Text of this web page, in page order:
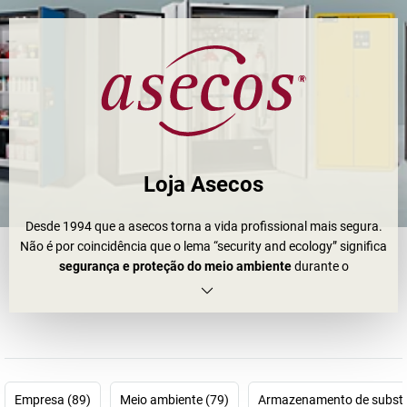
Loja Asecos
Desde 1994 que a asecos torna a vida profissional mais segura.
Não é por coincidência que o lema “security and ecology” significa
segurança e proteção do meio ambientedurante o
manuseamento de matérias perigosas, assim como no
Sabia que, por exemplo, o primeiroarmário de segurançado tipo
Empresa (89) Meio ambiente (79) Armazenamento de